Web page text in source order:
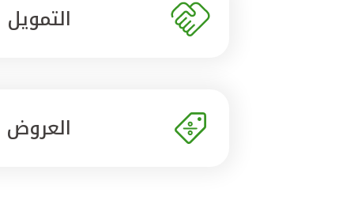
التمويل
العروض